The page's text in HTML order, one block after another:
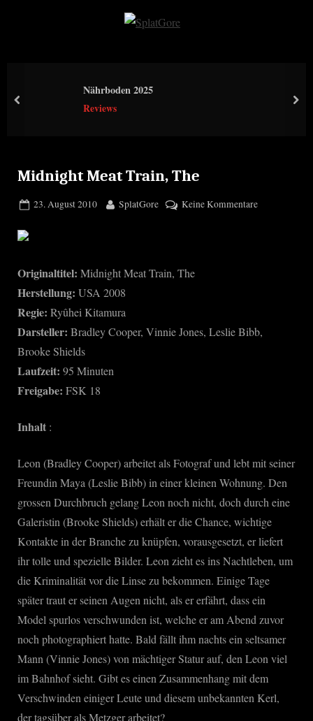
Nährboden 2025
Reviews
prev
Midnight Meat Train, The
Posted
23. August 2010 By
SplatGore Keine Kommentarezu
Originaltitel: Midnight Meat Train, The
Herstellung: USA 2008
Regie: Ryûhei Kitamura
Darsteller: Bradley Cooper, Vinnie Jones, Leslie Bibb,
Brooke Shields
Laufzeit: 95 Minuten
Freigabe: FSK 18
Inhalt :
Leon (Bradley Cooper) arbeitet als Fotograf und lebt mit seiner
Freundin Maya (Leslie Bibb) in einer kleinen Wohnung. Den
grossen Durchbruch gelang Leon noch nicht, doch durch eine
Galeristin (Brooke Shields) erhält er die Chance, wichtige
Kontakte in der Branche zu knüpfen, vorausgesetzt, er liefert
ihr tolle und spezielle Bilder. Leon zieht es ins Nachtleben, um
die Kriminalität vor die Linse zu bekommen. Einige Tage
später traut er seinen Augen nicht, als er erfährt, dass ein
Model spurlos verschwunden ist, welche er am Abend zuvor
noch photographiert hatte. Bald fällt ihm nachts ein seltsamer
Mann (Vinnie Jones) von mächtiger Statur auf, den Leon viel
im Bahnhof sieht. Gibt es einen Zusammenhang mit dem
Verschwinden einiger Leute und diesem unbekannten Kerl,
der tagsüber als Metzger arbeitet?